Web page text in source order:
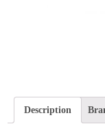
Description